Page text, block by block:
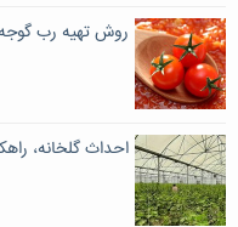
روش تهیه رب
احداث گلخانه،